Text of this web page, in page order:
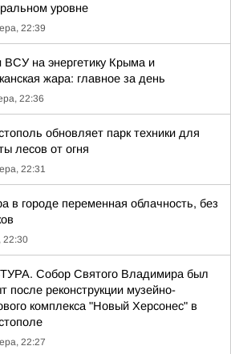
уровне
22:39
ВСУ на энергетику Крыма и
жара: главное за день
22:36
обновляет парк техники для
лесов от огня
22:31
в городе переменная облачность, без
22:30
Собор Святого Владимира был
после реконструкции музейно-
комплекса "Новый Херсонес" в
22:27